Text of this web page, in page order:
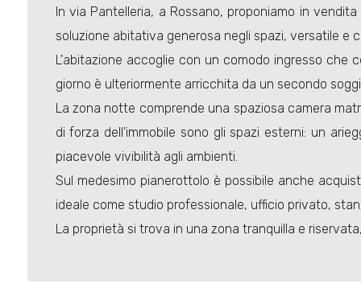
In via Pantelleria, a Rossano, proponiamo in
soluzione abitativa generosa negli spazi, versatile e
L'abitazione accoglie con un comodo ingresso
giorno è ulteriormente arricchita da un secondo
La zona notte comprende una spaziosa camera
di forza dell'immobile sono gli spazi esterni: un
piacevole vivibilità agli ambienti.
Sul medesimo pianerottolo è possibile anche
ideale come studio professionale, ufficio privato,
La proprietà si trova in una zona tranquilla e